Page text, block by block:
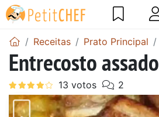
Receitas Prato Principal
Entrecosto assado